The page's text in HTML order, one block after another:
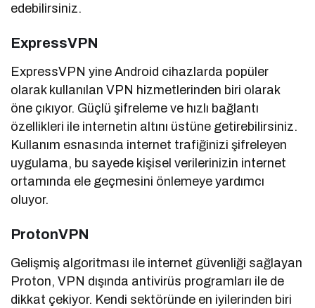
edebilirsiniz.
ExpressVPN
ExpressVPN yine Android cihazlarda popüler
olarak kullanılan VPN hizmetlerinden biri olarak
öne çıkıyor. Güçlü şifreleme ve hızlı bağlantı
özellikleri ile internetin altını üstüne getirebilirsiniz.
Kullanım esnasında internet trafiğinizi şifreleyen
uygulama, bu sayede kişisel verilerinizin internet
ortamında ele geçmesini önlemeye yardımcı
oluyor.
ProtonVPN
Gelişmiş algoritması ile internet güvenliği sağlayan
Proton, VPN dışında antivirüs programları ile de
dikkat çekiyor. Kendi sektöründe en iyilerinden biri